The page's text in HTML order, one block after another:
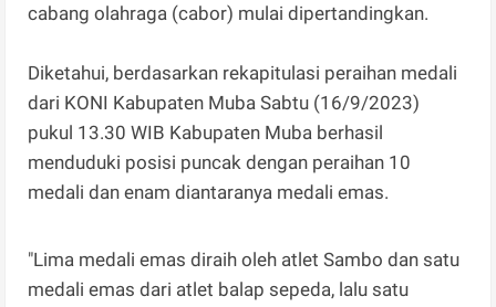
cabang olahraga (cabor) mulai dipertandingkan.
Diketahui, berdasarkan rekapitulasi peraihan medali
dari KONI Kabupaten Muba Sabtu (16/9/2023)
pukul 13.30 WIB Kabupaten Muba berhasil
menduduki posisi puncak dengan peraihan 10
medali dan enam diantaranya medali emas.
"Lima medali emas diraih oleh atlet Sambo dan satu
medali emas dari atlet balap sepeda, lalu satu